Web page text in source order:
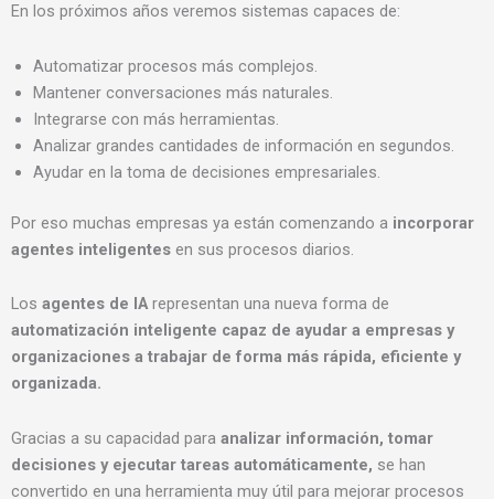
En los próximos años veremos sistemas capaces de:
Automatizar procesos más complejos.
Mantener conversaciones más naturales.
Integrarse con más herramientas.
Analizar grandes cantidades de información en segundos.
Ayudar en la toma de decisiones empresariales.
Por eso muchas empresas ya están comenzando a incorporar
agentes inteligentes en sus procesos diarios.
Los agentes de IArepresentan una nueva forma de
automatización inteligente capaz de ayudar a empresas y
organizaciones a trabajar de forma más rápida, eficiente y
organizada.
Gracias a su capacidad para analizar información, tomar
decisiones y ejecutar tareas automáticamente, se han
convertido en una herramienta muy útil para mejorar procesos